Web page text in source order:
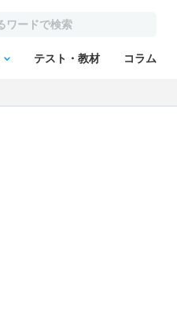
テスト・教材 コラム